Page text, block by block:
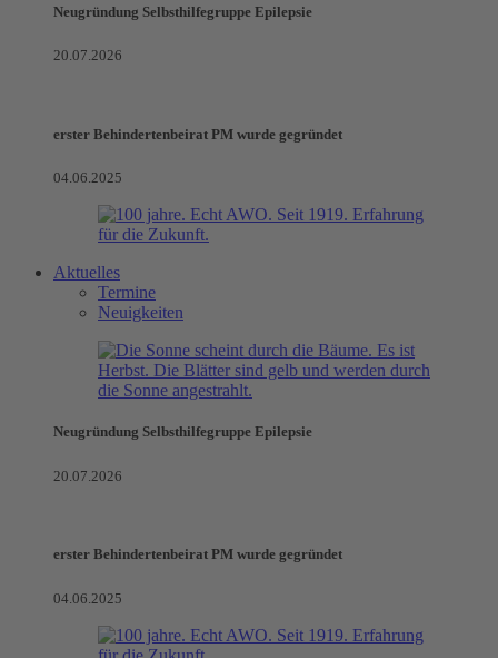
Neugründung Selbsthilfegruppe Epilepsie
20.07.2026
erster Behindertenbeirat PM wurde gegründet
04.06.2025
Aktuelles
Termine
Neuigkeiten
Neugründung Selbsthilfegruppe Epilepsie
20.07.2026
erster Behindertenbeirat PM wurde gegründet
04.06.2025